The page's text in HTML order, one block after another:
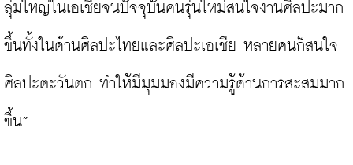
ลุ่มใหญ่ในเอเชียจนปัจจุบันคนรุ่นใหม่สนใจงานศิลปะมาก
ขึ้นทั้งในด้านศิลปะไทยและศิลปะเอเชีย หลายคนก็สนใจ
ศิลปะตะวันตก ทำให้มีมุมมองมีความรู้ด้านการสะสมมาก
ขึ้น”